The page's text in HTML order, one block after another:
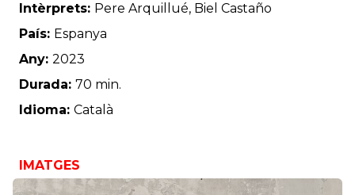
Intèrprets: Pere Arquillué, Biel Castaño
País: Espanya
Any: 2023
Durada: 70 min.
Idioma: Català
IMATGES